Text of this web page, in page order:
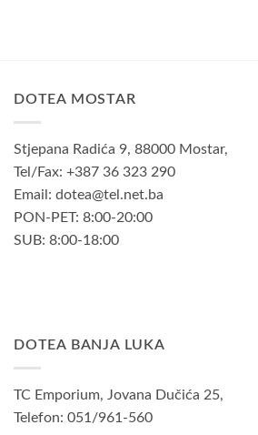
DOTEA MOSTAR
Stjepana Radića 9, 88000 Mostar,
Tel/Fax: +387 36 323 290
Email: dotea@tel.net.ba
PON-PET: 8:00-20:00
SUB: 8:00-18:00
DOTEA BANJA LUKA
TC Emporium, Jovana Dučića 25,
Telefon: 051/961-560